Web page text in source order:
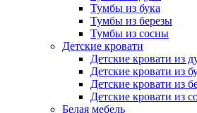
Тумбы из бука
Тумбы из березы
Тумбы из сосны
Детские кровати
Детские кровати из
Детские кровати из
Детские кровати из
Детские кровати из
Белая мебель